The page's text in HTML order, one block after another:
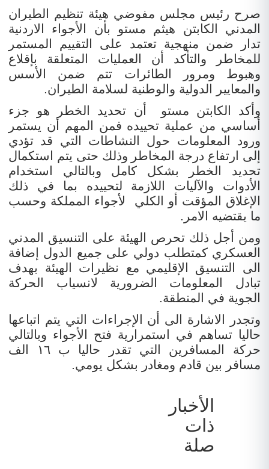
صرح رئيس مجلس مفوضي هيئة تنظيم الطيران
المدني الكابتن هيثم مستو بأن الأجواء الاردنية
تدار ضمن منهجية تعتمد على التقييم المستمر
للمخاطر والتأكد أن العمليات المتعلقة بإقلاع
وهبوط ومرور الطائرات تتم ضمن الأسس
والمعايير الدولية والوطنية لسلامة الطيران.
وأكد الكابتن مستو أن تحديد الخطر هو جزء
أساسي من عملية تحييده فمن المهم أن يستمر
ورود المعلومات حول النشاطات التي قد تؤدي
إلى ارتفاع درجة المخاطر وذلك حتى يتم استكمال
تحديد الخطر بشكل كامل وبالتالي استخدام
الأدوات والآليات اللازمة لتحييده بما في ذلك
الإغلاق المؤقت أو الكلي لأجواء المملكة وحسب
ما يقتضيه الامر.
ومن أجل ذلك تحرص الهيئة على التنسيق المدني
العسكري كمتطلب دولي على جميع الدول إضافة
الى التنسيق الإقليمي مع نظيرات الهيئة بهدف
تبادل المعلومات الضرورية لانسياب الحركة
الجوية في المنطقة.
وتجدر الاشارة الى أن الإجراءات التي يتم اتباعها
حاليا تساهم في استمرارية فتح الأجواء وبالتالي
حركة المسافرين التي تقدر حاليا ب ١٦ الف
مسافر بين قادم ومغادر بشكل يومي.
الأخبار
ذات
صلة